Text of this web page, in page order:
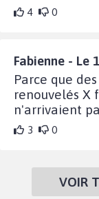
4 0
Fabienne - Le
Parce que
renouvelés X
n'arrivaient
3 0
VOIR